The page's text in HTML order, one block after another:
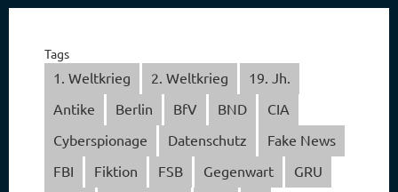
Tags
1. Weltkrieg 2. Weltkrieg
19. Jh.
Antike
Berlin BfV BND
CIA
Cyberspionage
Datenschutz
Fake News
FBI
Fiktion FSB Gegenwart
GRU